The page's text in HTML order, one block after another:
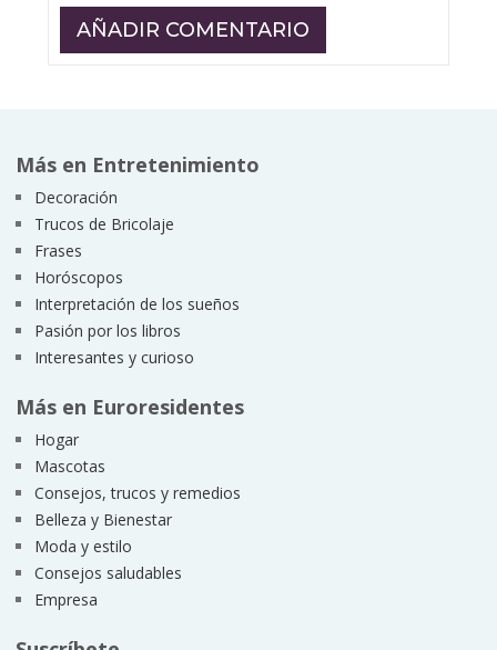
Más en Entretenimiento
Decoración
Trucos de Bricolaje
Frases
Horóscopos
Interpretación de los sueños
Pasión por los libros
Interesantes y curioso
Más en Euroresidentes
Hogar
Mascotas
Consejos, trucos y remedios
Belleza y Bienestar
Moda y estilo
Consejos saludables
Empresa